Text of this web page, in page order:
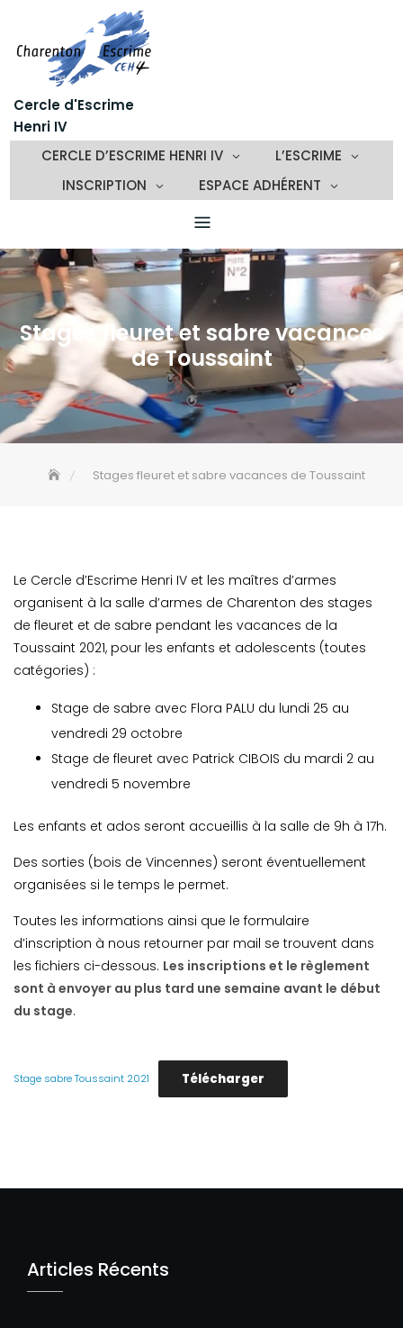
content
Cercle d'Escrime
Henri IV
CERCLE D’ESCRIME HENRI IV
L’ESCRIME
INSCRIPTION
ESPACE ADHÉRENT
Stages fleuret et sabre vacances
de Toussaint
Stages fleuret et sabre vacances de Toussaint
Le Cercle d’Escrime Henri IV et les maîtres d’armes
organisent à la salle d’armes de Charenton des stages
de fleuret et de sabre pendant les vacances de la
Toussaint 2021, pour les enfants et adolescents (toutes
catégories) :
Stage de sabre avec Flora PALU du lundi 25 au
vendredi 29 octobre
Stage de fleuret avec Patrick CIBOIS du mardi 2 au
vendredi 5 novembre
Les enfants et ados seront accueillis à la salle de 9h à 17h.
Des sorties (bois de Vincennes) seront éventuellement
organisées si le temps le permet.
Toutes les informations ainsi que le formulaire
d’inscription à nous retourner par mail se trouvent dans
les fichiers ci-dessous. Les inscriptions et le règlement
sont à envoyer au plus tard une semaine avant le début
du stage.
Stage sabre Toussaint 2021 Télécharger
Articles Récents